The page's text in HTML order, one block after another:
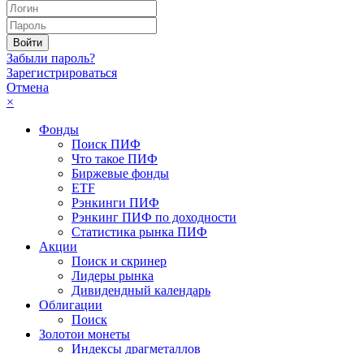
Забыли пароль?
Зарегистрироваться
Отмена
×
Фонды
Поиск ПИФ
Что такое ПИФ
Биржевые фонды
ETF
Рэнкинги ПИФ
Рэнкинг ПИФ по доходности
Статистика рынка ПИФ
Акции
Поиск и скринер
Лидеры рынка
Дивидендный календарь
Облигации
Поиск
Золотои монеты
Индексы драгметаллов